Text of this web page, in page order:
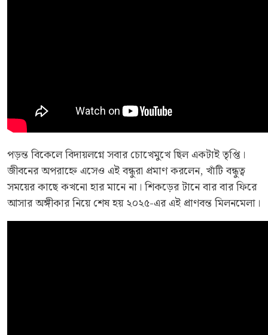
পড়ন্ত বিকেলে বিদায়লগ্নে সবার চোখেমুখে ছিল একটাই তৃপ্তি।
জীবনের অপরাহ্নে এসেও এই বন্ধুরা প্রমাণ করলেন, খাঁটি বন্ধুত্ব
সময়ের কাছে কখনো হার মানে না। শিকড়ের টানে বার বার ফিরে
আসার অঙ্গীকার নিয়ে শেষ হয় ২০২৫-এর এই প্রাণবন্ত মিলনমেলা।